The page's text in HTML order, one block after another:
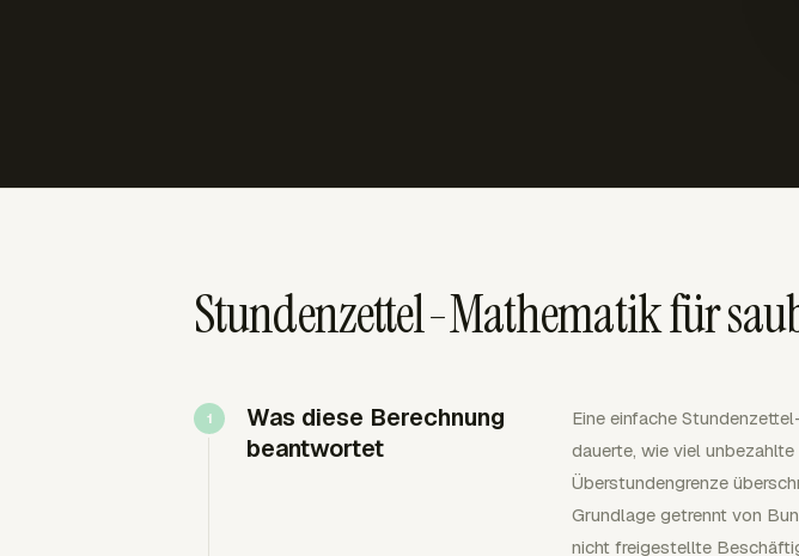
Stundenzettel-Mathematik für
Was diese Berechnung
beantwortet
Eine einfache
dauerte, wie viel
Überstundengrenze
Grundlage getrennt von
nicht freigestellte